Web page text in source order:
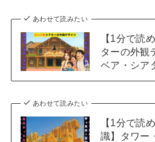
あわせて読みたい
【1分で読
ターの外観
ベア・シア
あわせて読みたい
【1分で読
識】タワー